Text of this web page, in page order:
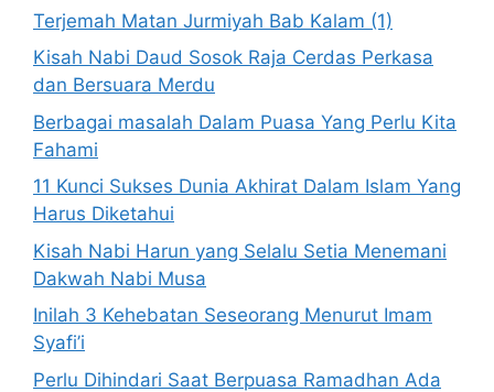
Terjemah Matan Jurmiyah Bab Kalam (1)
Kisah Nabi Daud Sosok Raja Cerdas Perkasa
dan Bersuara Merdu
Berbagai masalah Dalam Puasa Yang Perlu Kita
Fahami
11 Kunci Sukses Dunia Akhirat Dalam Islam Yang
Harus Diketahui
Kisah Nabi Harun yang Selalu Setia Menemani
Dakwah Nabi Musa
Inilah 3 Kehebatan Seseorang Menurut Imam
Syafi’i
Perlu Dihindari Saat Berpuasa Ramadhan Ada